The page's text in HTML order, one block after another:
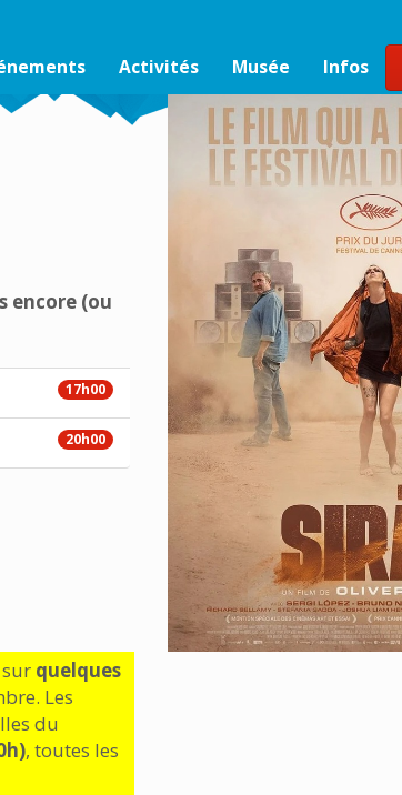
Activités Musée Infos
encore (ou
17h00
20h00
quelques
Les
du
, toutes les